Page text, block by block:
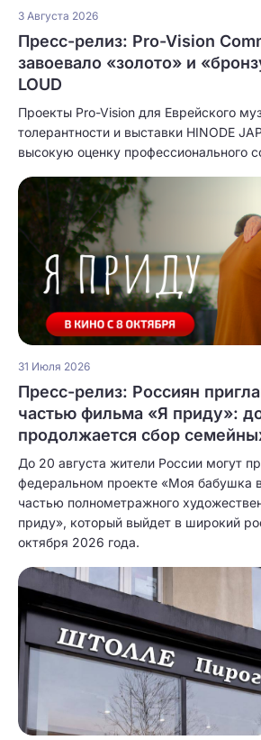
3 Августа 2026
Пресс-релиз: Pro-Vision
завоевало «золото» и
LOUD
Проекты Pro-Vision для Еврейского
толерантности и выставки HINODE
высокую оценку профессионального
31 Июля 2026
Пресс-релиз: Россиян
частью фильма «Я приду»:
продолжается сбор
До 20 августа жители России могут
федеральном проекте «Моя бабушка
частью полнометражного
приду», который выйдет в широкий
октября 2026 года.